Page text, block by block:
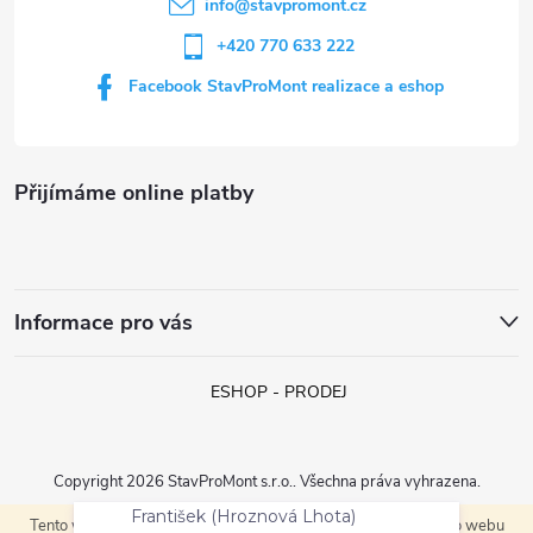
Tento web používá soubory cookie. Dalším procházením tohoto webu
Přijímáme online platby
Informace pro vás
info@stavpromont.cz
+420 770 633 222
Facebook StavProMont realizace a eshop
ESHOP - PRODEJ
Vytvořil Shoptet
Copyright 2026 StavProMont s.r.o.. Všechna práva vyhrazena.
František (Hroznová Lhota)
právě objednal:ALLIQ PEDALL